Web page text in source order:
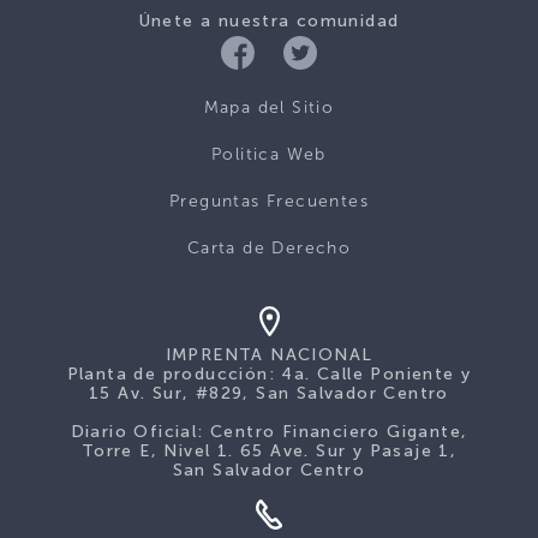
Únete a nuestra comunidad
Mapa del Sitio
Politica Web
Preguntas Frecuentes
Carta de Derecho
IMPRENTA NACIONAL
Planta de producción: 4a. Calle Poniente y
15 Av. Sur, #829, San Salvador Centro
Diario Oficial: Centro Financiero Gigante,
Torre E, Nivel 1. 65 Ave. Sur y Pasaje 1,
San Salvador Centro